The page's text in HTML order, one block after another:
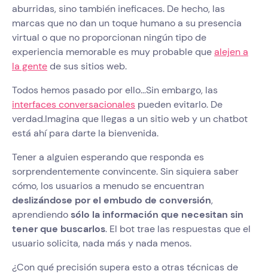
aburridas, sino también ineficaces. De hecho, las
marcas que no dan un toque humano a su presencia
virtual o que no proporcionan ningún tipo de
experiencia memorable es muy probable quealejen a
la gentede sus sitios web.
Todos hemos pasado por ello...Sin embargo, las
interfaces conversacionales pueden evitarlo. De
verdad.Imagina que llegas a un sitio web y un chatbot
está ahí para darte la bienvenida.
Tener a alguien esperando que responda es
sorprendentemente convincente. Sin siquiera saber
cómo, los usuarios a menudo se encuentran
deslizándose por el embudo de conversión,
aprendiendosólo la información que necesitan sin
tener que buscarlos. El bot trae las respuestas que el
usuario solicita, nada más y nada menos.
¿Con qué precisión supera esto a otras técnicas de